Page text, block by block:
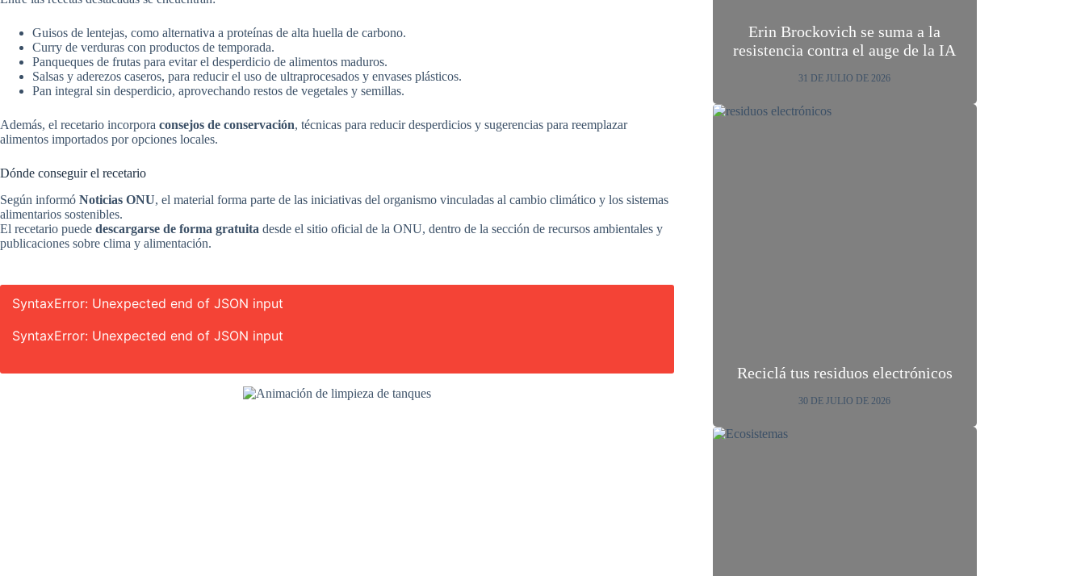
Guisos de lentejas, como alternativa a proteínas de alta huella de carbono.
Curry de verduras con productos de temporada.
Panqueques de frutas para evitar el desperdicio de alimentos maduros.
Salsas y aderezos caseros, para reducir el uso de ultraprocesados y envases plásticos.
Pan integral sin desperdicio, aprovechando restos de vegetales y semillas.
Además, el recetario incorpora consejos de conservación, técnicas para reducir desperdicios y sugerencias para reemplazar
alimentos importados por opciones locales.
Dónde conseguir el recetario
Según informó Noticias ONU, el material forma parte de las iniciativas del organismo vinculadas al cambio climático y los sistemas
alimentarios sostenibles.
El recetario puede descargarse de forma gratuita desde el sitio oficial de la ONU, dentro de la sección de recursos ambientales y
publicaciones sobre clima y alimentación.
SyntaxError: Unexpected end of JSON input
SyntaxError: Unexpected end of JSON input
Erin Brockovich se suma a la
resistencia contra el auge de la IA
31 DE JULIO DE 2026
Reciclá tus residuos electrónicos
30 DE JULIO DE 2026